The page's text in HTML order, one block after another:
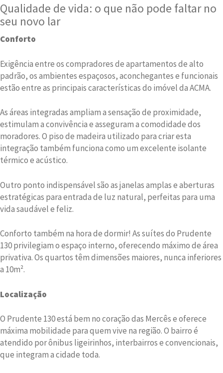
Qualidade de vida: o que não pode faltar no
seu novo lar
Conforto
Exigência entre os compradores de apartamentos de alto
padrão, os ambientes espaçosos, aconchegantes e funcionais
estão entre as principais características do imóvel da ACMA.
As áreas integradas ampliam a sensação de proximidade,
estimulam a convivência e asseguram a comodidade dos
moradores. O piso de madeira utilizado para criar esta
integração também funciona como um excelente isolante
térmico e acústico.
Outro ponto indispensável são as janelas amplas e aberturas
estratégicas para entrada de luz natural, perfeitas para uma
vida saudável e feliz.
Conforto também na hora de dormir! As suítes do Prudente
130 privilegiam o espaço interno, oferecendo máximo de área
privativa. Os quartos têm dimensões maiores, nunca inferiores
a 10m².
Localização
O Prudente 130 está bem no coração das Mercês e oferece
máxima mobilidade para quem vive na região. O bairro é
atendido por ônibus ligeirinhos, interbairros e convencionais,
que integram a cidade toda.